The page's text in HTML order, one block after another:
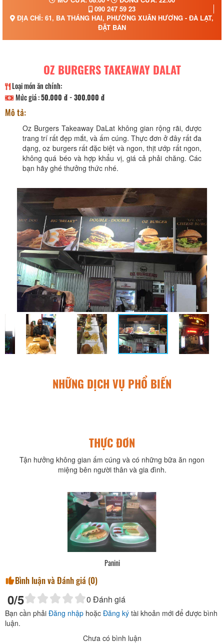
090 247 59 23
ĐỊA CHỈ: 61, BA THÁNG HAI, PHƯỜNG XUÂN HƯƠNG - ĐÀ LẠT,
ĐẶT BÀN
OZ BURGERS TAKEAWAY DALAT
Loại món ăn chính:
Mức giá :50.000 đ - 300.000 đ
Mô tả:
Oz Burgers Takeaway DaLat không gian rộng rãi, được
trang trí rất đẹp mắt, và ấm cúng. Thực đơn ở đây rất đa
dạng, oz burgers rất đặc biệt và ngon, thịt ướp rất ngon,
không quá béo và hợp khẩu vị, giá cả phải chăng. Các
bạn hãy ghé thưởng thức nhé.
NHỮNG DỊCH VỤ PHỔ BIẾN
THỰC ĐƠN
Tận hưởng không gian ấm cúng và có những bữa ăn ngon
miệng bên người thân và gia đình.
Panini
Bình luận và Đánh giá (0)
0/5 0 Đánh giá
Bạn cần phải Đăng nhập hoặc Đăng ký tài khoản mới để được bình
luận.
Chưa có bình luận